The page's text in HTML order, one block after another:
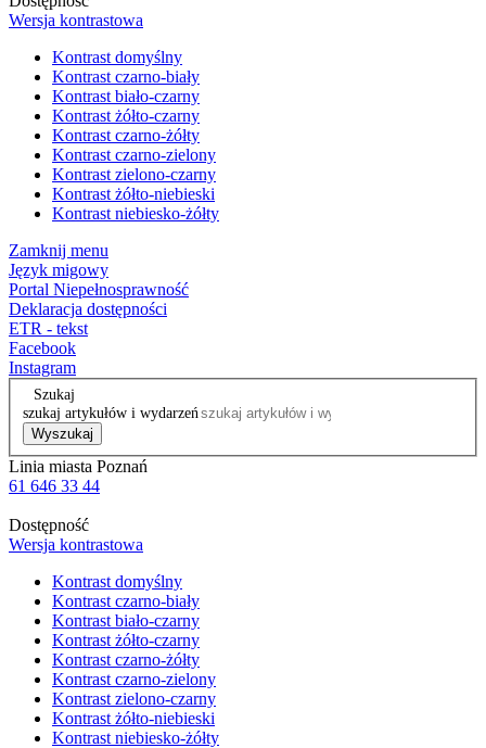
Wersja kontrastowa
Kontrast domyślny
Kontrast czarno-biały
Kontrast biało-czarny
Kontrast żółto-czarny
Kontrast czarno-żółty
Kontrast czarno-zielony
Kontrast zielono-czarny
Kontrast żółto-niebieski
Kontrast niebiesko-żółty
Zamknij menu
Język migowy
Portal Niepełnosprawność
Deklaracja dostępności
ETR - tekst
Facebook
Instagram
Szukaj
szukaj artykułów i wydarzeń
Wyszukaj
Linia miasta Poznań
61 646 33 44
Dostępność
Wersja kontrastowa
Kontrast domyślny
Kontrast czarno-biały
Kontrast biało-czarny
Kontrast żółto-czarny
Kontrast czarno-żółty
Kontrast czarno-zielony
Kontrast zielono-czarny
Kontrast żółto-niebieski
Kontrast niebiesko-żółty